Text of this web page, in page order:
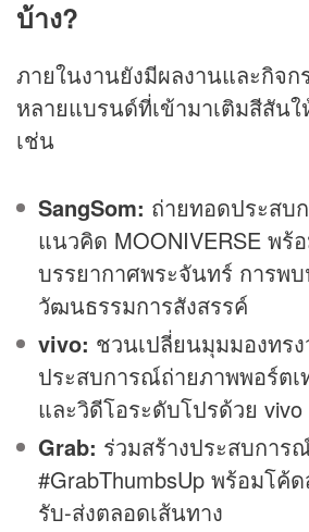
บ้าง?
ภายในงานยังมีผลงานและกิจ
หลายแบรนด์ที่เข้ามาเติมสีสัน
เช่น
SangSom: ถ่ายทอดประสบ
แนวคิด MOONIVERSE พร้
บรรยากาศพระจันทร์ การพ
วัฒนธรรมการสังสรรค์
vivo: ชวนเปลี่ยนมุมมองทร
ประสบการณ์ถ่ายภาพพอร์ตเ
และวิดีโอระดับโปรด้วย vivo
Grab: ร่วมสร้างประสบกา
#GrabThumbsUp พร้อมโค้
รับ-ส่งตลอดเส้นทาง